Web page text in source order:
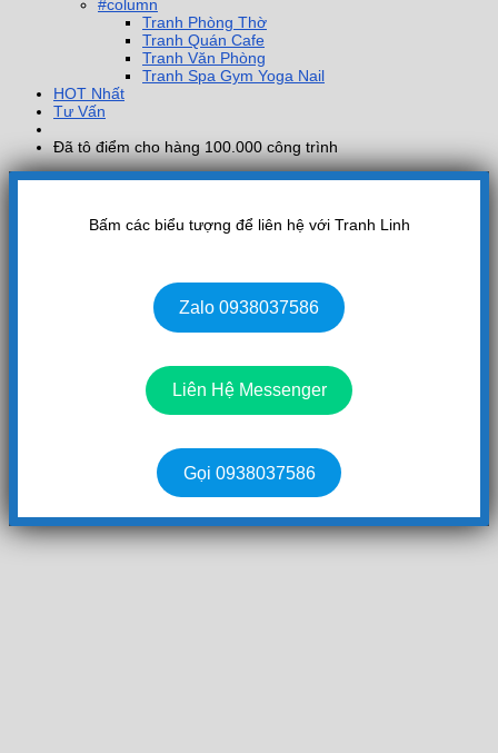
#column
Tranh Phòng Thờ
Tranh Quán Cafe
Tranh Văn Phòng
Tranh Spa Gym Yoga Nail
HOT Nhất
Tư Vấn
Đã tô điểm cho hàng 100.000 công trình
Bấm các biểu tượng để liên hệ với Tranh Linh
Zalo 0938037586
Liên Hệ Messenger
Gọi 0938037586